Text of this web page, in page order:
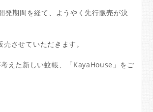
発期間を経て、ようやく先行販売が決
させていただきます。
えた新しい蚊帳、「KayaHouse」をご